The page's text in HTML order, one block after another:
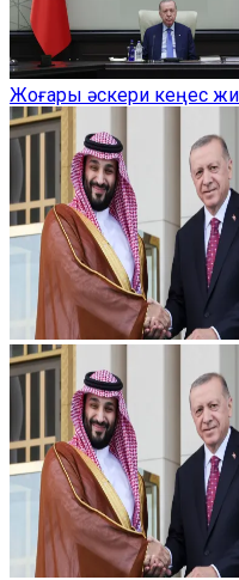
Жоғары әскери кеңес